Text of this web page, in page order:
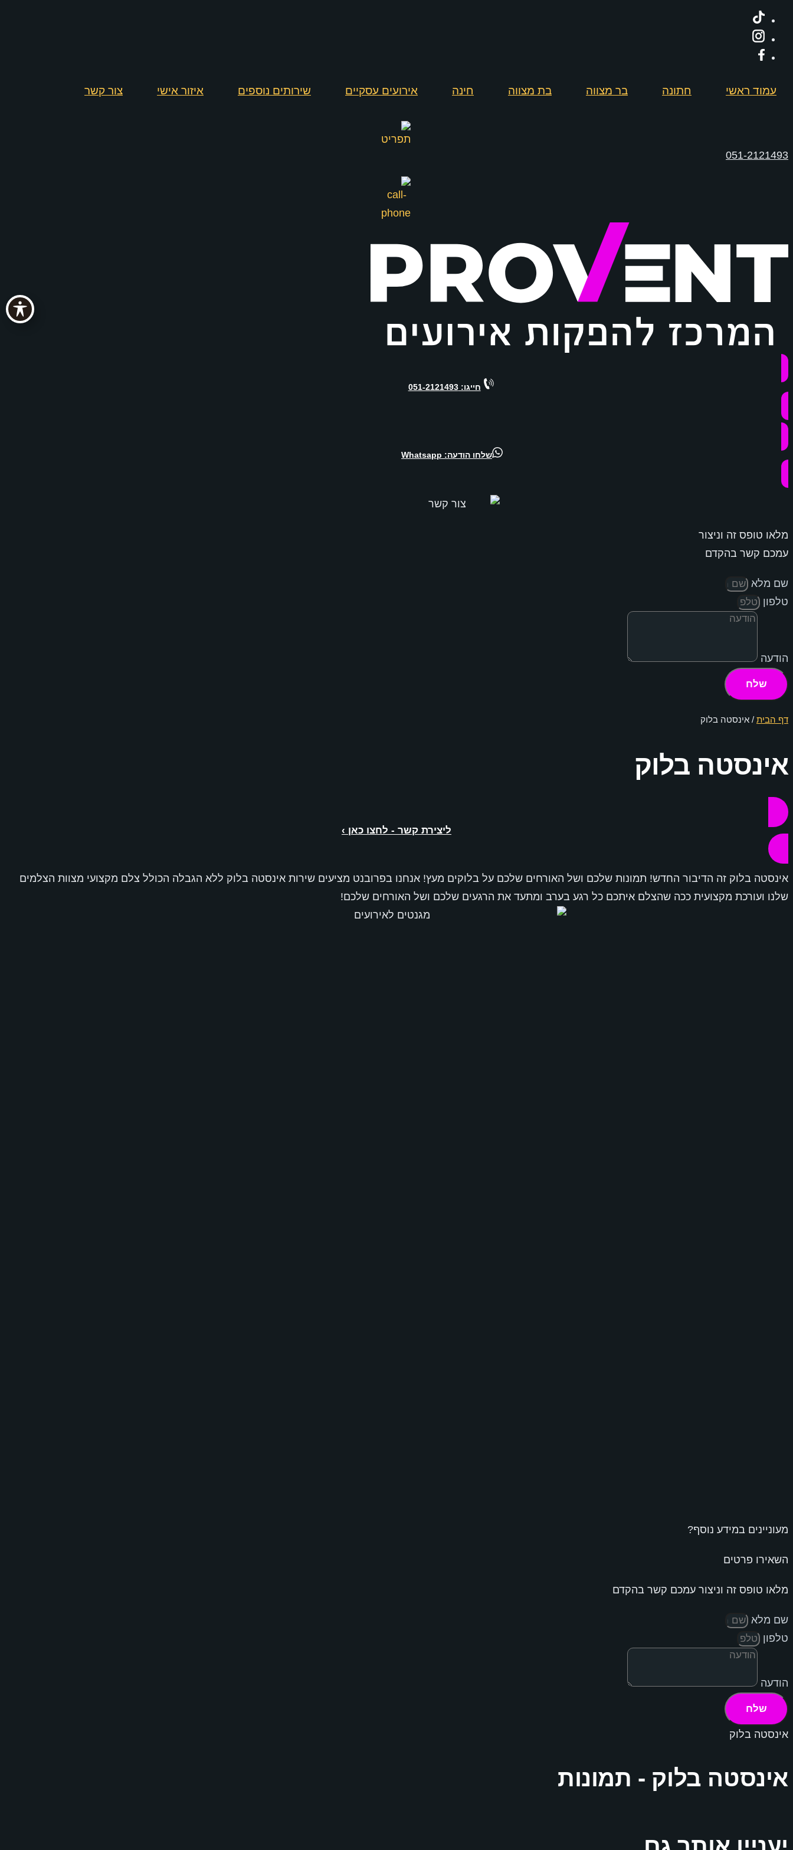
עמוד ראשי חתונה בר מצווה בת מצווה חינה אירועים עסקיים שירותים נוספים איזור אישי צור קשר
051-2121493
חייגו: 051-2121493
שלחו הודעה: Whatsapp
מלאו טופס זה וניצור
עמכם קשר בהקדם
שם מלא
טלפון
הודעה
שלח
דף הבית / אינסטה בלוק
אינסטה בלוק
ליצירת קשר - לחצו כאן ›
אינסטה בלוק זה הדיבור החדש! תמונות שלכם ושל האורחים שלכם על בלוקים מעץ! אנחנו בפרובנט מציעים שירות אינסטה בלוק ללא הגבלה הכולל צלם מקצועי מצוות הצלמים
שלנו ועורכת מקצועית ככה שהצלם איתכם כל רגע בערב ומתעד את הרגעים שלכם ושל האורחים שלכם!
מעוניינים במידע נוסף?
השאירו פרטים
מלאו טופס זה וניצור עמכם קשר בהקדם
שם מלא
טלפון
הודעה
שלח
אינסטה בלוק
אינסטה בלוק - תמונות